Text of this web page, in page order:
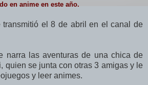
en anime en este año.
transmitió el 8 de abril en el canal de
narra las aventuras de una chica de
quien se junta con otras 3 amigas y le
y leer animes.